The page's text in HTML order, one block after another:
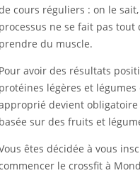
cours réguliers : on le
processus ne se fait pas
prendre du muscle.
Pour avoir des résultats
protéines légères et
devient
basée sur des fruits et
êtes décidée à vous
le crossfit à